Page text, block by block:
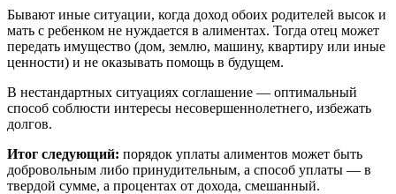
Бывают иные ситуации, когда доход обоих родителей высок и
мать с ребенком не нуждается в алиментах. Тогда отец может
передать имущество (дом, землю, машину, квартиру или иные
ценности) и не оказывать помощь в будущем.
В нестандартных ситуациях соглашение — оптимальный
способ соблюсти интересы несовершеннолетнего, избежать
долгов.
Итог следующий: порядок уплаты алиментов может быть
добровольным либо принудительным, а способ уплаты — в
твердой сумме, а процентах от дохода, смешанный.